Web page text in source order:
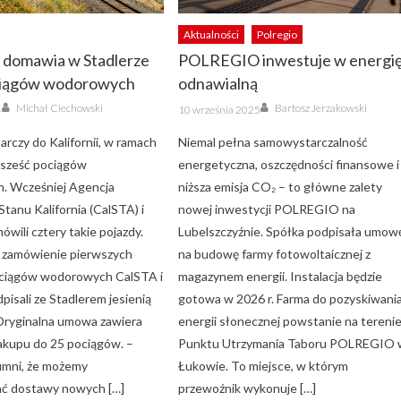
w Stadlerze
wodorowych
Author
Michał Ciechowski
do Kalifornii, w ramach
pociągów
Wcześniej Agencja
Kalifornia (CalSTA) i
cztery takie pojazdy.
pierwszych
wodorowych CalSTA i
ze Stadlerem jesienią
umowa zawiera
do 25 pociągów. –
że możemy
dostawy nowych […]
Aktualności Polregio
POLREGIO inwestuje w
odnawialną
Posted
on
10 września 2025 Author
Bartosz Jerzakowski
Niemal pełna samowystarczalność
energetyczna, oszczędności finansowe i
niższa emisja CO₂ – to główne zalety
nowej inwestycji POLREGIO na
Lubelszczyźnie. Spółka podpisała
na budowę farmy fotowoltaicznej z
magazynem energii. Instalacja będzie
gotowa w 2026 r. Farma do pozyskiwania
energii słonecznej powstanie na terenie
Punktu Utrzymania Taboru POLREGIO
Łukowie. To miejsce, w którym
przewoźnik wykonuje […]